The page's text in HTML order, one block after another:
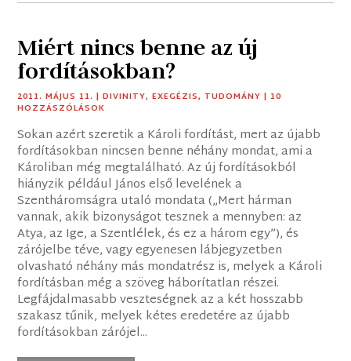
Miért nincs benne az új
fordításokban?
2011. MÁJUS 11. |DIVINITY,EXEGÉZIS, TUDOMÁNY | 10
HOZZÁSZÓLÁSOK
Sokan azért szeretik a Károli fordítást, mert az újabb
fordításokban nincsen benne néhány mondat, ami a
Károliban még megtalálható. Az új fordításokból
hiányzik például János első levelének a
Szentháromságra utaló mondata („Mert hárman
vannak, akik bizonyságot tesznek a mennyben: az
Atya, az Ige, a Szentlélek, és ez a három egy”), és
zárójelbe téve, vagy egyenesen lábjegyzetben
olvasható néhány más mondatrész is, melyek a Károli
fordításban még a szöveg háborítatlan részei.
Legfájdalmasabb veszteségnek az a két hosszabb
szakasz tűnik, melyek kétes eredetére az újabb
fordításokban zárójel...